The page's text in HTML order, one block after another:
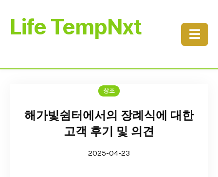
Life TempNxt ☰
상조
해가빛쉼터에서의 장례식에 대한
고객 후기 및 의견
2025-04-23